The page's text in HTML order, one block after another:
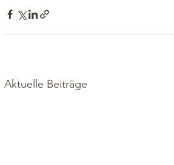
Aktuelle Beiträge